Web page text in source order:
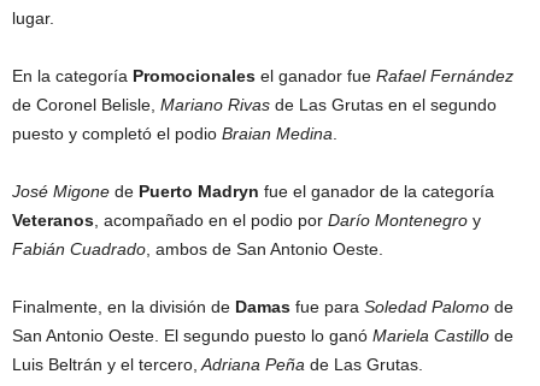
lugar.
En la categoría Promocionales el ganador fue Rafael Fernández
de Coronel Belisle, Mariano Rivas de Las Grutas en el segundo
puesto y completó el podio Braian Medina
José Migone de Puerto Madryn fue el ganador de la categoría
Veteranos , acompañado en el podio por Darío Montenegro y
Fabián Cuadrado , ambos de San Antonio Oeste.
Finalmente, en la división de Damas fue para Soledad Palomo de
San Antonio Oeste. El segundo puesto lo ganó Mariela Castillo de
Luis Beltrán y el tercero, Adriana Peña de Las Grutas.